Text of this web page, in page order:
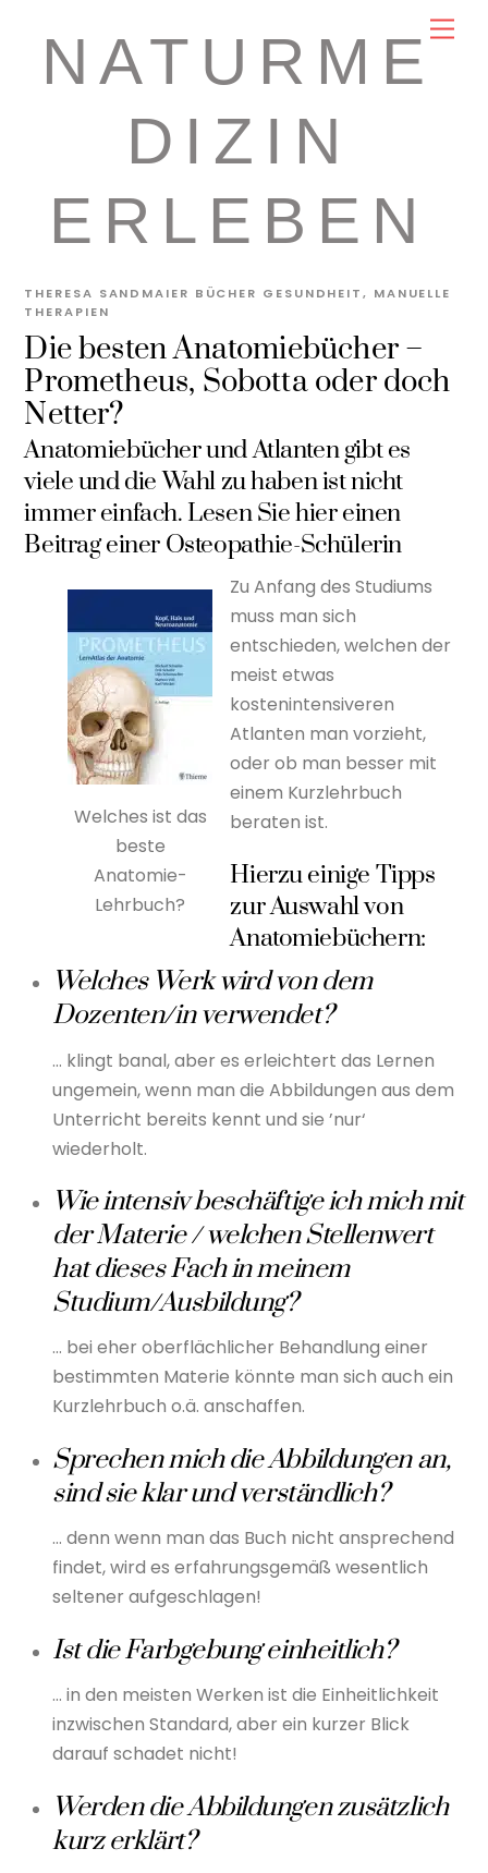
contentNATURME
DIZIN
ERLEBEN
Die besten Anatomiebücher –
Prometheus, Sobotta oder doch
Netter?
THERESA SANDMAIER BÜCHER GESUNDHEIT, MANUELLE
THERAPIEN
Anatomiebücher und Atlanten gibt es
viele und die Wahl zu haben ist nicht
immer einfach. Lesen Sie hier einen
Beitrag einer Osteopathie-Schülerin
Welches ist das
beste
Anatomie-
Lehrbuch?
Zu Anfang des Studiums
muss man sich
entschieden, welchen der
meist etwas
kostenintensiveren
Atlanten man vorzieht,
oder ob man besser mit
einem Kurzlehrbuch
beraten ist.
Hierzu einige Tipps
zur Auswahl von
Anatomiebüchern:
Welches Werk wird von dem
Dozenten/in verwendet?
… klingt banal, aber es erleichtert das Lernen
ungemein, wenn man die Abbildungen aus dem
Unterricht bereits kennt und sie ’nur‘
wiederholt.
Wie intensiv beschäftige ich mich mit
der Materie / welchen Stellenwert
hat dieses Fach in meinem
Studium/Ausbildung?
… bei eher oberflächlicher Behandlung einer
bestimmten Materie könnte man sich auch ein
Kurzlehrbuch o.ä. anschaffen.
Sprechen mich die Abbildungen an,
sind sie klar und verständlich?
… denn wenn man das Buch nicht ansprechend
findet, wird es erfahrungsgemäß wesentlich
seltener aufgeschlagen!
Ist die Farbgebung einheitlich?
… in den meisten Werken ist die Einheitlichkeit
inzwischen Standard, aber ein kurzer Blick
darauf schadet nicht!
Werden die Abbildungen zusätzlich
kurz erklärt?